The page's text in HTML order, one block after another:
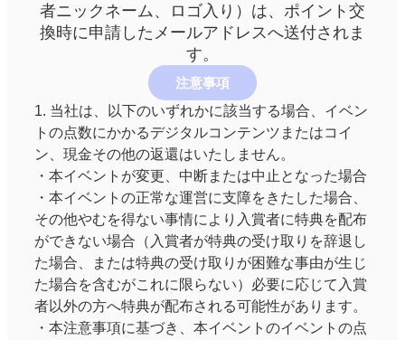
者ニックネーム、ロゴ入り）は、ポイント交
換時に申請したメールアドレスへ送付されま
す。
注意事項
1. 当社は、以下のいずれかに該当する場合、イベン
トの点数にかかるデジタルコンテンツまたはコイ
ン、現金その他の返還はいたしません。
・本イベントが変更、中断または中止となった場合
・本イベントの正常な運営に支障をきたした場合、
その他やむを得ない事情により入賞者に特典を配布
ができない場合（入賞者が特典の受け取りを辞退し
た場合、または特典の受け取りが困難な事由が生じ
た場合を含むがこれに限らない）必要に応じて入賞
者以外の方へ特典が配布される可能性があります。
・本注意事項に基づき、本イベントのイベントの点